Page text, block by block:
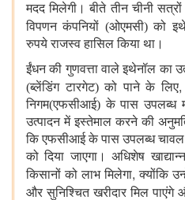
मदद मिलेगी। बीते तीन चीनी
विपणन कंपनियों (ओएमसी) को
रुपये राजस्व हासिल किया था।
ईंधन की गुणवत्ता वाले इथेनॉल का
(ब्लेंडिंग टारगेट) को पाने के लिए,
निगम(एफसीआई) के पास उपलब्ध
उत्पादन में इस्तेमाल करने की
कि एफसीआई के पास उपलब्ध चावल
को दिया जाएगा। अधिशेष
किसानों को लाभ मिलेगा,क्योंकि
और सुनिश्चित खरीदार मिल पाएंगे